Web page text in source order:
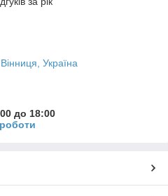
Україна
до 18:00